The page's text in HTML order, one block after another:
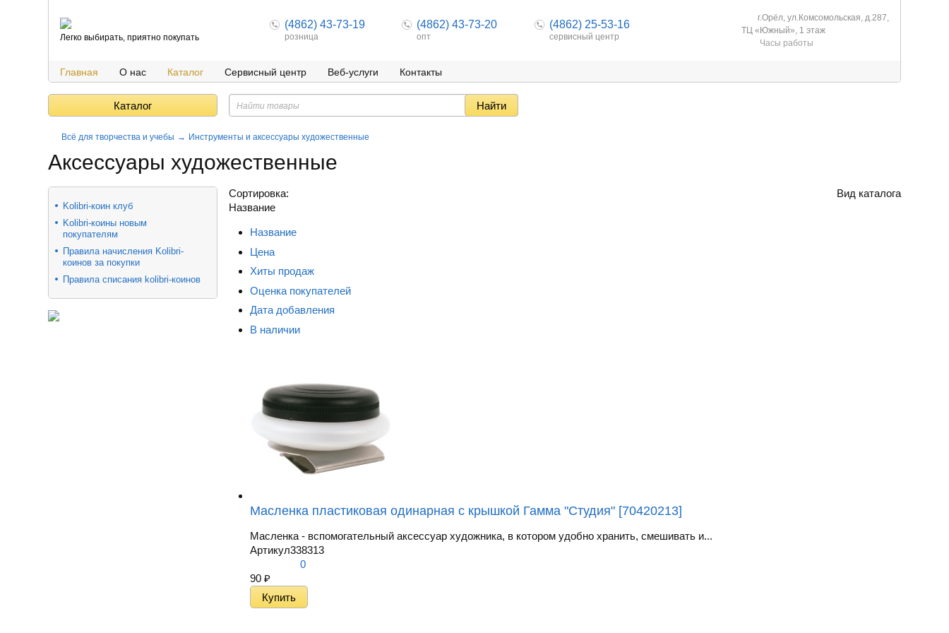
Легко выбирать, приятно покупать
(4862) 43-73-19
розница
(4862) 43-73-20
опт
(4862) 25-53-16
сервисный центр
г.Орёл, ул.Комсомольская, д.287,
ТЦ «Южный», 1 этаж
Часы работы
Главная О нас Каталог Сервисный центр Веб-услуги Контакты
Каталог
Всё для творчества и учебы Инструменты и аксессуары художественные
Аксессуары художественные
Kolibri-коин клуб
​Kolibri-коины новым
покупателям
Правила начисления Kolibri-
коинов за покупки
Правила списания kolibri-коинов
Сортировка:
Название
Название
Цена
Хиты продаж
Оценка покупателей
Дата добавления
В наличии
Вид каталога
Масленка пластиковая одинарная с крышкой Гамма "Студия" [70420213]
Масленка - вспомогательный аксессуар художника, в котором удобно хранить, смешивать и...
Артикул338313
0
90 ₽